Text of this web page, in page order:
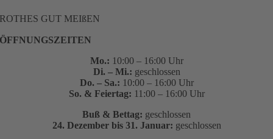
ROTHES GUT MEIßEN
ÖFFNUNGSZEITEN
Mo.: 10:00 – 16:00 Uhr
Di. – Mi.: geschlossen
Do. – Sa.: 10:00 – 16:00 Uhr
So. & Feiertag: 11:00 – 16:00 Uhr
Buß & Bettag: geschlossen
24. Dezember bis 31. Januar: geschlossen